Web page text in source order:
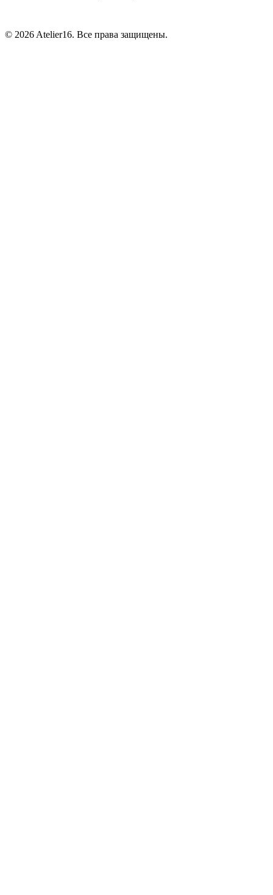
© 2026 Atelier16. Все права защищены.